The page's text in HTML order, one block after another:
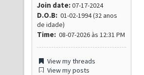
Join date:07-17-2024
D.O.B: 01-02-1994 (32 anos
de idade)
Time: 08-07-2026 às 12:31 PM
View my threads
View my posts